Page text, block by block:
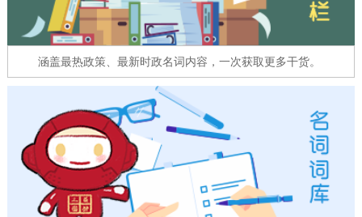
ENGLISH 한국어
DEUTSCH FRANÇAIS РУССКИЙ ЯЗЫК
ESPAÑOL العربية PORTUGUÊS
ITALIANO
涵盖最热政策、最新时政名词内容，一次获取更多干货。